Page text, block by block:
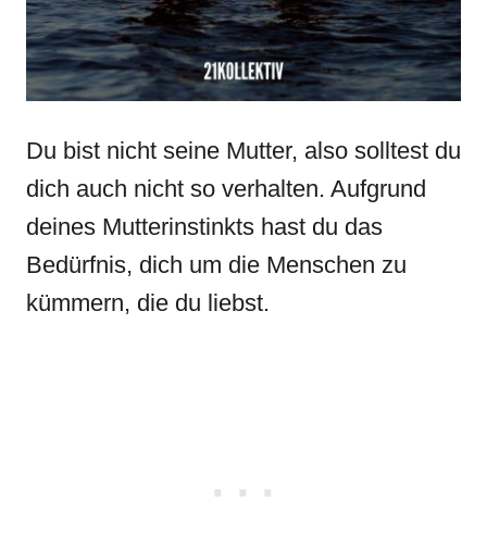
Du bist nicht seine Mutter, also solltest du
dich auch nicht so verhalten. Aufgrund
deines Mutterinstinkts hast du das
Bedürfnis, dich um die Menschen zu
kümmern, die du liebst.